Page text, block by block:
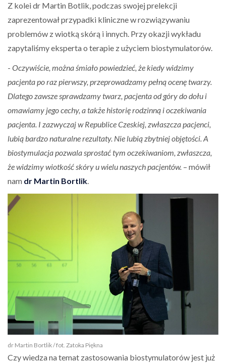
Z kolei dr Martin Botlik, podczas swojej prelekcji
zaprezentował przypadki kliniczne w rozwiązywaniu
problemów z wiotką skórą i innych. Przy okazji wykładu
zapytaliśmy eksperta o terapie z użyciem biostymulatorów.
- Oczywiście, można śmiało powiedzieć, że kiedy widzimy
pacjenta po raz pierwszy, przeprowadzamy pełną ocenę twarzy.
Dlatego zawsze sprawdzamy twarz, pacjenta od góry do dołu i
omawiamy jego cechy, a także historię rodzinną i oczekiwania
pacjenta. I zazwyczaj w Republice Czeskiej, zwłaszcza pacjenci,
lubią bardzo naturalne rezultaty. Nie lubią zbytniej objętości. A
biostymulacja pozwala sprostać tym oczekiwaniom, zwłaszcza,
że widzimy wiotkość skóry u wielu naszych pacjentów. – mówił
nam dr Martin Bortlik.
dr Martin Bortlik / fot. Zatoka Piękna
Czy wiedza na temat zastosowania biostymulatorów jest już